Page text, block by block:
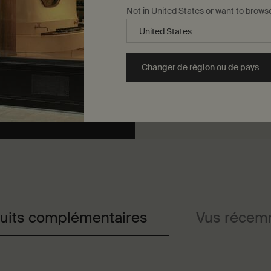
complémentaires Vus
Not in United States or want to
Changer de région ou de pays